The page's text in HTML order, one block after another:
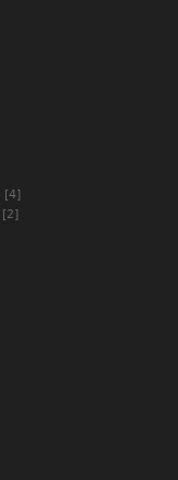
[4]
[2]